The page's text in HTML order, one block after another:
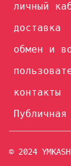
личный
доставка
обмен и
контакты
© 2024